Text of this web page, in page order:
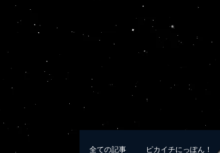
全ての記事 ピカイチにっぽん！